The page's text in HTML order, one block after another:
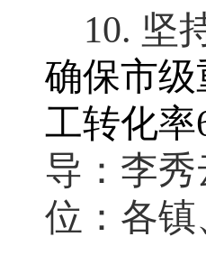
10. 坚
确保市
工转化率
导：李秀
位：各镇